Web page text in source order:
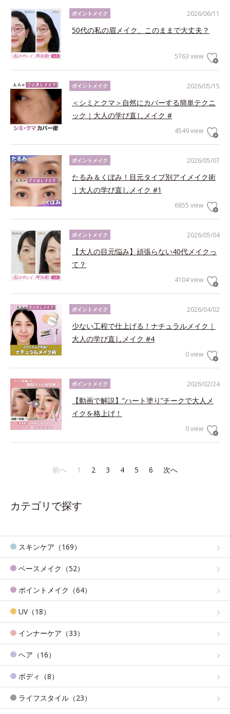
2026/06/11
ポイントメイク
50代の私の眉メイク、このままで大丈夫？
5763 view
2026/05/15
ポイントメイク
＜シミとクマ＞自然にカバーする簡単テクニ
ック｜大人の学び直しメイク #
4549 view
2026/05/07
ポイントメイク
たるみ＆くぼみ！目元タイプ別アイメイク術
｜大人の学び直しメイク #1
6855 view
2026/05/04
ポイントメイク
【大人の目元悩み】頑張らない40代メイクっ
て？
4104 view
2026/04/02
ポイントメイク
少ない工程で仕上げる！ナチュラルメイク｜
大人の学び直しメイク #4
0 view
2026/02/24
ポイントメイク
【動画で解説】“ハート塗り”チークで大人メ
イクを格上げ！
0 view
前へ 1 2 3 4 5 6 次へ
カテゴリで探す
スキンケア（169）
ベースメイク（52）
ポイントメイク（64）
UV（18）
インナーケア（33）
ヘア（16）
ボディ（8）
ライフスタイル（23）